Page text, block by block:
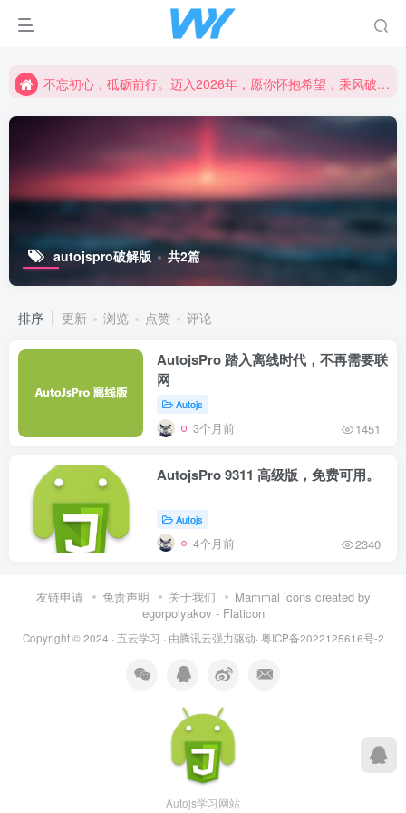
不忘初心，砥砺前行。迈入2026年，愿你怀抱希望，乘风破浪，书写属于自己的精彩篇章。新的一年，愿幸福与成功常伴左右，创造更加辉煌的未来！
不忘初心，砥砺前行。迈入2026年，愿你怀抱希望，乘风破浪，书写属于自己的精彩篇章。新的一年，愿幸福与成功常伴左右，创造更加辉煌的未来！
autojspro破解版 共2篇
排序 更新 浏览 点赞 评论
AutojsPro 踏入离线时代，不再需要联
网
Autojs
3个月前 1451
AutojsPro 9311 高级版，免费可用。
Autojs
4个月前 2340
友链申请 免责声明 关于我们
Mammal icons created by
egorpolyakov - Flaticon
Copyright © 2024 · 五云学习 · 由腾讯云强力驱动· 粤ICP备2022125616号-2
Autojs学习网站